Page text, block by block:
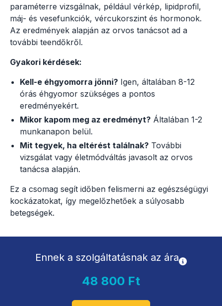
paraméterre vizsgálnak, például vérkép, lipidprofil,
máj- és vesefunkciók, vércukorszint és hormonok.
Az eredmények alapján az orvos tanácsot ad a
további teendőkről.
Gyakori kérdések:
Kell-e éhgyomorra jönni? Igen, általában 8-12
órás éhgyomor szükséges a pontos
eredményekért.
Mikor kapom meg az eredményt? Általában 1-2
munkanapon belül.
Mit tegyek, ha eltérést találnak? További
vizsgálat vagy életmódváltás javasolt az orvos
tanácsa alapján.
Ez a csomag segít időben felismerni az egészségügyi
kockázatokat, így megelőzhetőek a súlyosabb
betegségek.
Ennek a szolgáltatásnak az ára
48 800 Ft